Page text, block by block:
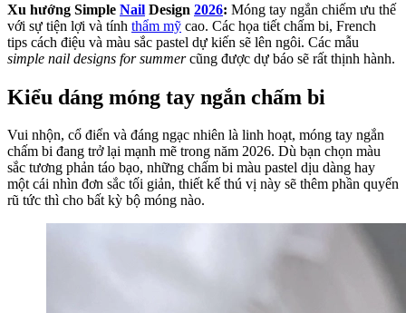
Xu hướng Simple Nail Design 2026: Móng tay ngắn chiếm ưu thế
với sự tiện lợi và tính thẩm mỹ cao. Các họa tiết chấm bi, French
tips cách điệu và màu sắc pastel dự kiến sẽ lên ngôi. Các mẫu
simple nail designs for summercũng được dự báo sẽ rất thịnh hành.
Kiểu dáng móng tay ngắn chấm bi
Vui nhộn, cổ điển và đáng ngạc nhiên là linh hoạt, móng tay ngắn
chấm bi đang trở lại mạnh mẽ trong năm 2026. Dù bạn chọn màu
sắc tương phản táo bạo, những chấm bi màu pastel dịu dàng hay
một cái nhìn đơn sắc tối giản, thiết kế thú vị này sẽ thêm phần quyến
rũ tức thì cho bất kỳ bộ móng nào.